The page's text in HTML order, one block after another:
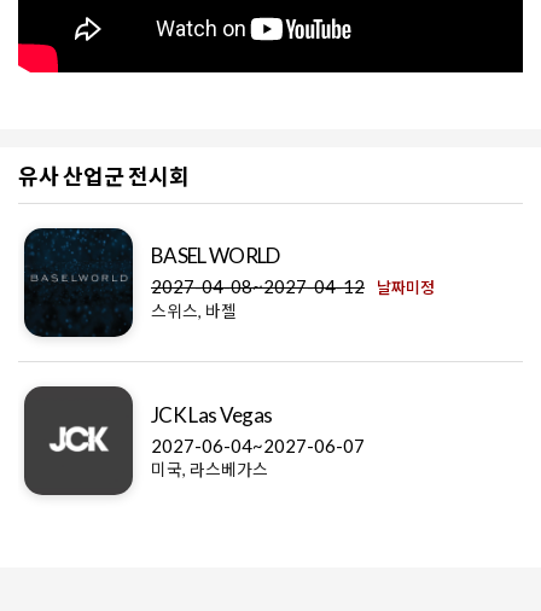
유사 산업군 전시회
BASEL WORLD
2027-04-08~2027-04-12 날짜미정
스위스, 바젤
JCK Las Vegas
2027-06-04~2027-06-07
미국, 라스베가스